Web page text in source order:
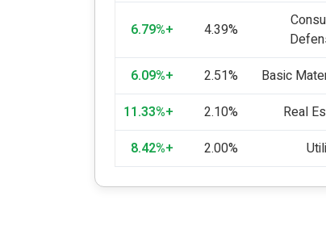
4.39%
+6.79%
Basic
2.51%
+6.09%
Real
2.10%
+11.33%
2.00%
+8.42%